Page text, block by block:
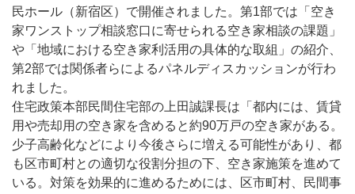
民ホール（新宿区）で開催されました。第1部では「空き
家ワンストップ相談窓口に寄せられる空き家相談の課題」
や「地域における空き家利活用の具体的な取組」の紹介、
第2部では関係者らによるパネルディスカッションが行わ
れました。
住宅政策本部民間住宅部の上田誠課長は「都内には、賃貸
用や売却用の空き家を含めると約90万戸の空き家がある。
少子高齢化などにより今後さらに増える可能性があり、都
も区市町村との適切な役割分担の下、空き家施策を進めて
いる。対策を効果的に進めるためには、区市町村、民間事